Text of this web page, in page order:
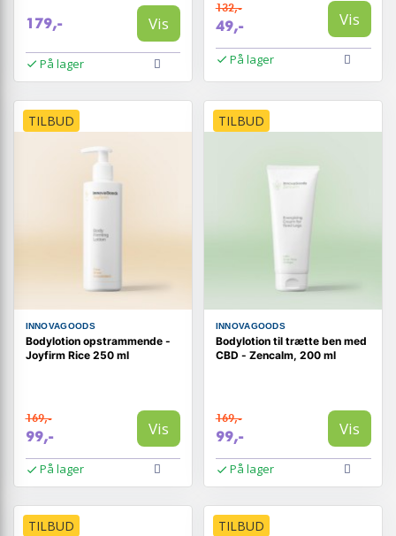
179,- Vis
På lager
132,-
49,- Vis
På lager
TILBUD
INNOVAGOODS
Bodylotion opstrammende -
Joyfirm Rice 250 ml
169,-
99,- Vis
På lager
TILBUD
INNOVAGOODS
Bodylotion til trætte ben med
CBD - Zencalm, 200 ml
169,-
99,- Vis
På lager
TILBUD TILBUD